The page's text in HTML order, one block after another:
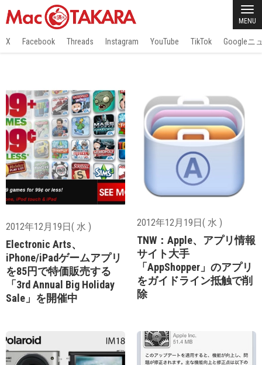
MENU
X Facebook Threads Instagram YouTube TikTok Googleニ
2012年12月19日( 水 )
Electronic Arts、
iPhone/iPadゲームアプリ
を85円で特価販売する
「3rd Annual Big Holiday
Sale」を開催中
2012年12月19日( 水 )
TNW：Apple、アプリ情報
サイト大手
「AppShopper」のアプリ
をガイドライン抵触で削
除